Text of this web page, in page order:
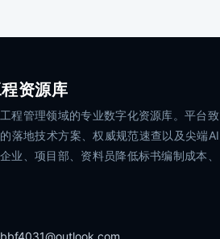
资源库
程管理领域的专业数字化资源库。平台致
落地技术方案、权威规范速查以及尖端AI
业、项目部、资料员降低标书编制成本、